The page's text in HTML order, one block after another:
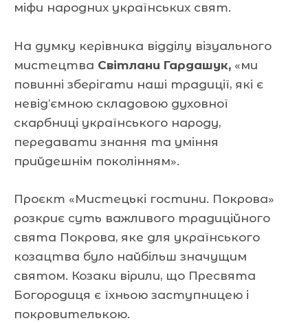
міфи народних українських свят.
На думку керівника відділу візуального
мистецтва Світлани Гардашук, «ми
повинні зберігати наші традиції, які є
невід’ємною складовою духовної
скарбниці українського народу,
передавати знання та уміння
прийдешнім поколінням».
Проєкт «Мистецькі гостини. Покрова»
розкриє суть важливого традиційного
свята Покрова, яке для українського
козацтва було найбільш значущим
святом. Козаки вірили, що Пресвята
Богородиця є їхньою заступницею і
покровителькою.